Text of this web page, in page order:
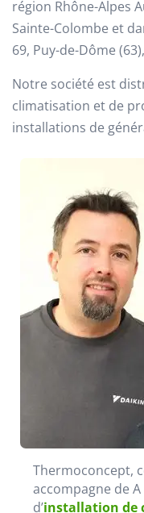
région Rhône-Alpes
Sainte-Colombe et
69, Puy-de-Dôme
Notre société est
climatisation et de
installations de
Thermoconcept,
accompagne de
d’installation de